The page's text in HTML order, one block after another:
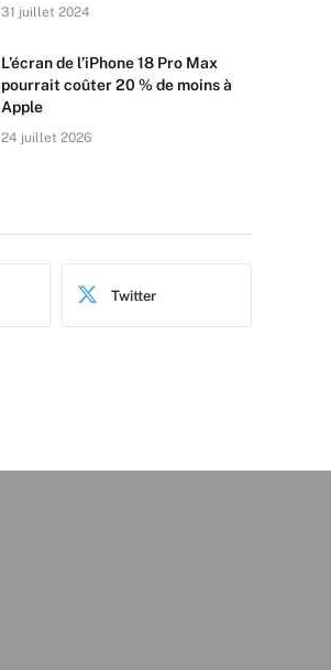
31 juillet 2024
L’écran de l’iPhone 18 Pro Max
pourrait coûter 20 % de moins à
Apple
24 juillet 2026
Twitter